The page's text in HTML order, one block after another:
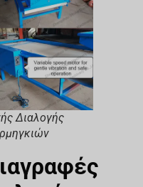
Διαλογής